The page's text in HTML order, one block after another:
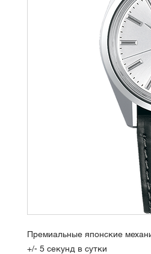
Премиальные японские
+/- 5 секунд в сутки